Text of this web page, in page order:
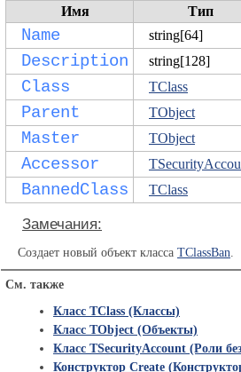
Имя Тип
Name string[64]
Description string[128]
Class TClass
Parent TObject
Master TObject
Accessor
BannedClass TClass
Замечания:
Создает новый объект класса TClassBan.
См. также
Класс TClass (Классы)
Класс TObject (Объекты)
Класс TSecurityAccount (Роли
Конструктор Create